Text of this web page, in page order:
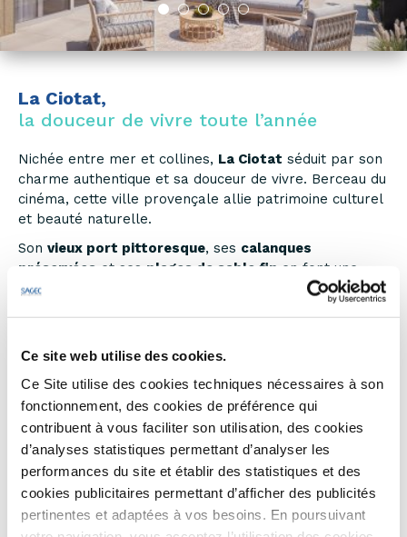
Ce site web utilise des cookies.
Ce Site utilise des cookies techniques nécessaires à son
fonctionnement, des cookies de préférence qui
contribuent à vous faciliter son utilisation, des cookies
d’analyses statistiques permettant d’analyser les
performances du site et établir des statistiques et des
cookies publicitaires permettant d’afficher des publicités
pertinentes et adaptées à vos besoins. En poursuivant
La Ciotat,
la douceur de vivre toute l’année
Nichée entre mer et collines, La Ciotat séduit par son
charme authentique et sa douceur de vivre. Berceau du
cinéma, cette ville provençale allie patrimoine culturel
et beauté naturelle.
Son vieux port pittoresque, ses calanques
préservées et ses plages de sable fin en font une
destination idéale pour les amoureux de la mer et des
une vie locale animée, des marchés colorés et une
gastronomie typiquement méditerranéenne.
Entre tradition, innovation et art de vivre, La Ciotat est
un véritablejoyau de la Provence méditerranéenne